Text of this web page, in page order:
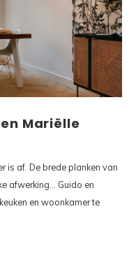
Mariëlle
is af. De brede planken van
afwerking… Guido en
en woonkamer te